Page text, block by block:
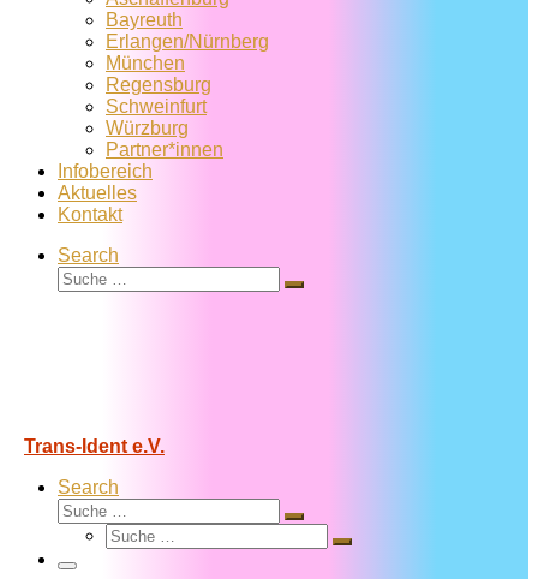
Bayreuth
Erlangen/Nürnberg
München
Regensburg
Schweinfurt
Würzburg
Partner*innen
Infobereich
Aktuelles
Kontakt
Search
Suche
Suche
Trans-Ident e.V.
Search
Suche
Suche
Suche
Suche
Menü